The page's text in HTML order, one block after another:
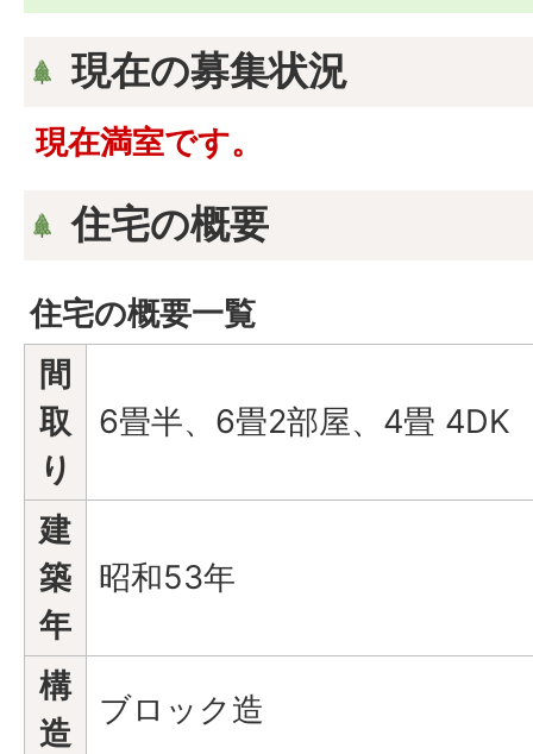
現在の募集状況
現在満室です。
住宅の概要
住宅の概要一覧
間
取
り
6畳半、6畳2部屋、4畳 4DK
建
築
年
昭和53年
構
造
ブロック造